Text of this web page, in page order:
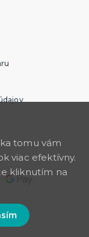
tomu vám
viac efektívny.
kliknutím na